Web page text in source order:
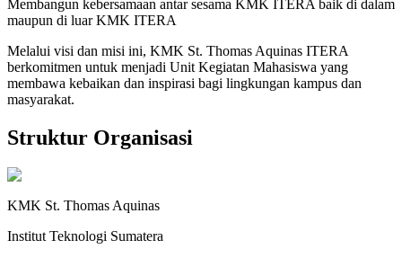
Membangun kebersamaan antar sesama KMK ITERA baik di dalam
maupun di luar KMK ITERA
Melalui visi dan misi ini, KMK St. Thomas Aquinas ITERA
berkomitmen untuk menjadi Unit Kegiatan Mahasiswa yang
membawa kebaikan dan inspirasi bagi lingkungan kampus dan
masyarakat.
Struktur Organisasi
KMK St. Thomas Aquinas
Institut Teknologi Sumatera